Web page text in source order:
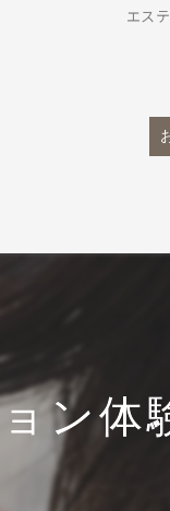
エス
ン体